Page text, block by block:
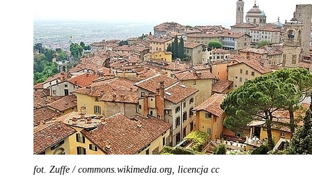
fot. Zuffe / commons.wikimedia.org, licencja cc